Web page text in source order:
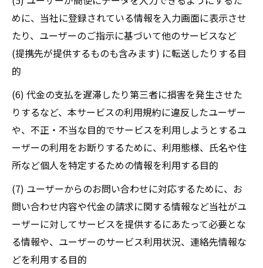
めに、当社に登録されている情報を入力画面に表示させ
たり、ユーザーのご指示に基づいて他のサービスなど
(提携先が提供するものも含みます) に転送したりする目
的
(6) 代金の支払を遅滞したり第三者に損害を発生させた
りするなど、本サービスの利用規約に違反したユーザー
や、不正・不当な目的でサービスを利用しようとするユ
ーザーの利用をお断りするために、利用態様、氏名や住
所など個人を特定するための情報を利用する目的
(7) ユーザーからのお問い合わせに対応するために、お
問い合わせ内容や代金の請求に関する情報など当社がユ
ーザーに対してサービスを提供するにあたって必要とな
る情報や、ユーザーのサービス利用状況、連絡先情報な
どを利用する目的